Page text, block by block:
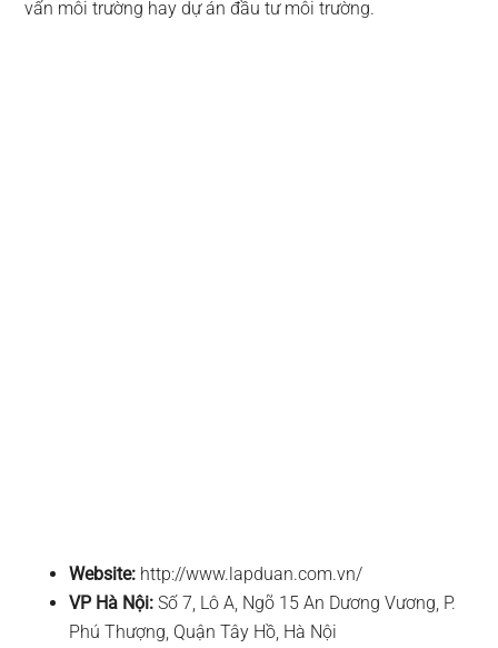
vấn môi trường hay dự án đầu tư môi trường.
Website: http://www.lapduan.com.vn/
VP Hà Nội: Số 7, Lô A, Ngõ 15 An Dương Vương, P.
Phú Thượng, Quận Tây Hồ, Hà Nội